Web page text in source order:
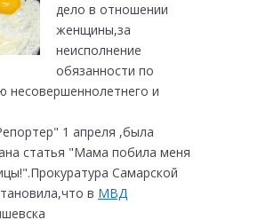
дело в отношении
женщины,за
неисполнение
обязанности по
несовершеннолетнего и
1 апреля ,была
статья "Мама побила меня
Самарской
,что в МВД